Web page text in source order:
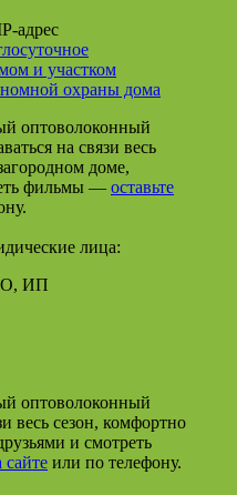
адрес
и участком
охраны дома
оптоволоконный
на связи весь
доме,
фильмы — оставьте
лица:
ИП
оптоволоконный
весь сезон, комфортно
и смотреть
сайте или по телефону.